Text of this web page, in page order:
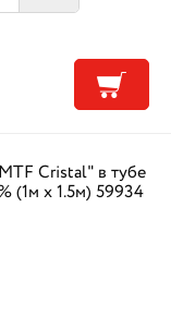
Cristal" в тубе
(1м х 1.5м) 59934